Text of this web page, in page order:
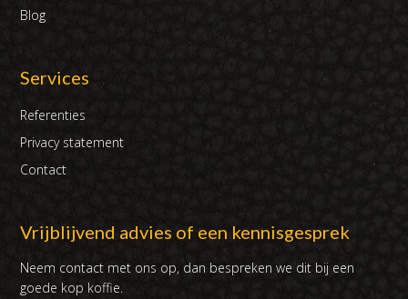
Blog
Services
Referenties
Privacy statement
Contact
Vrijblijvend advies of een kennisgesprek
Neem contact met ons op, dan bespreken we dit bij een
goede kop koffie.